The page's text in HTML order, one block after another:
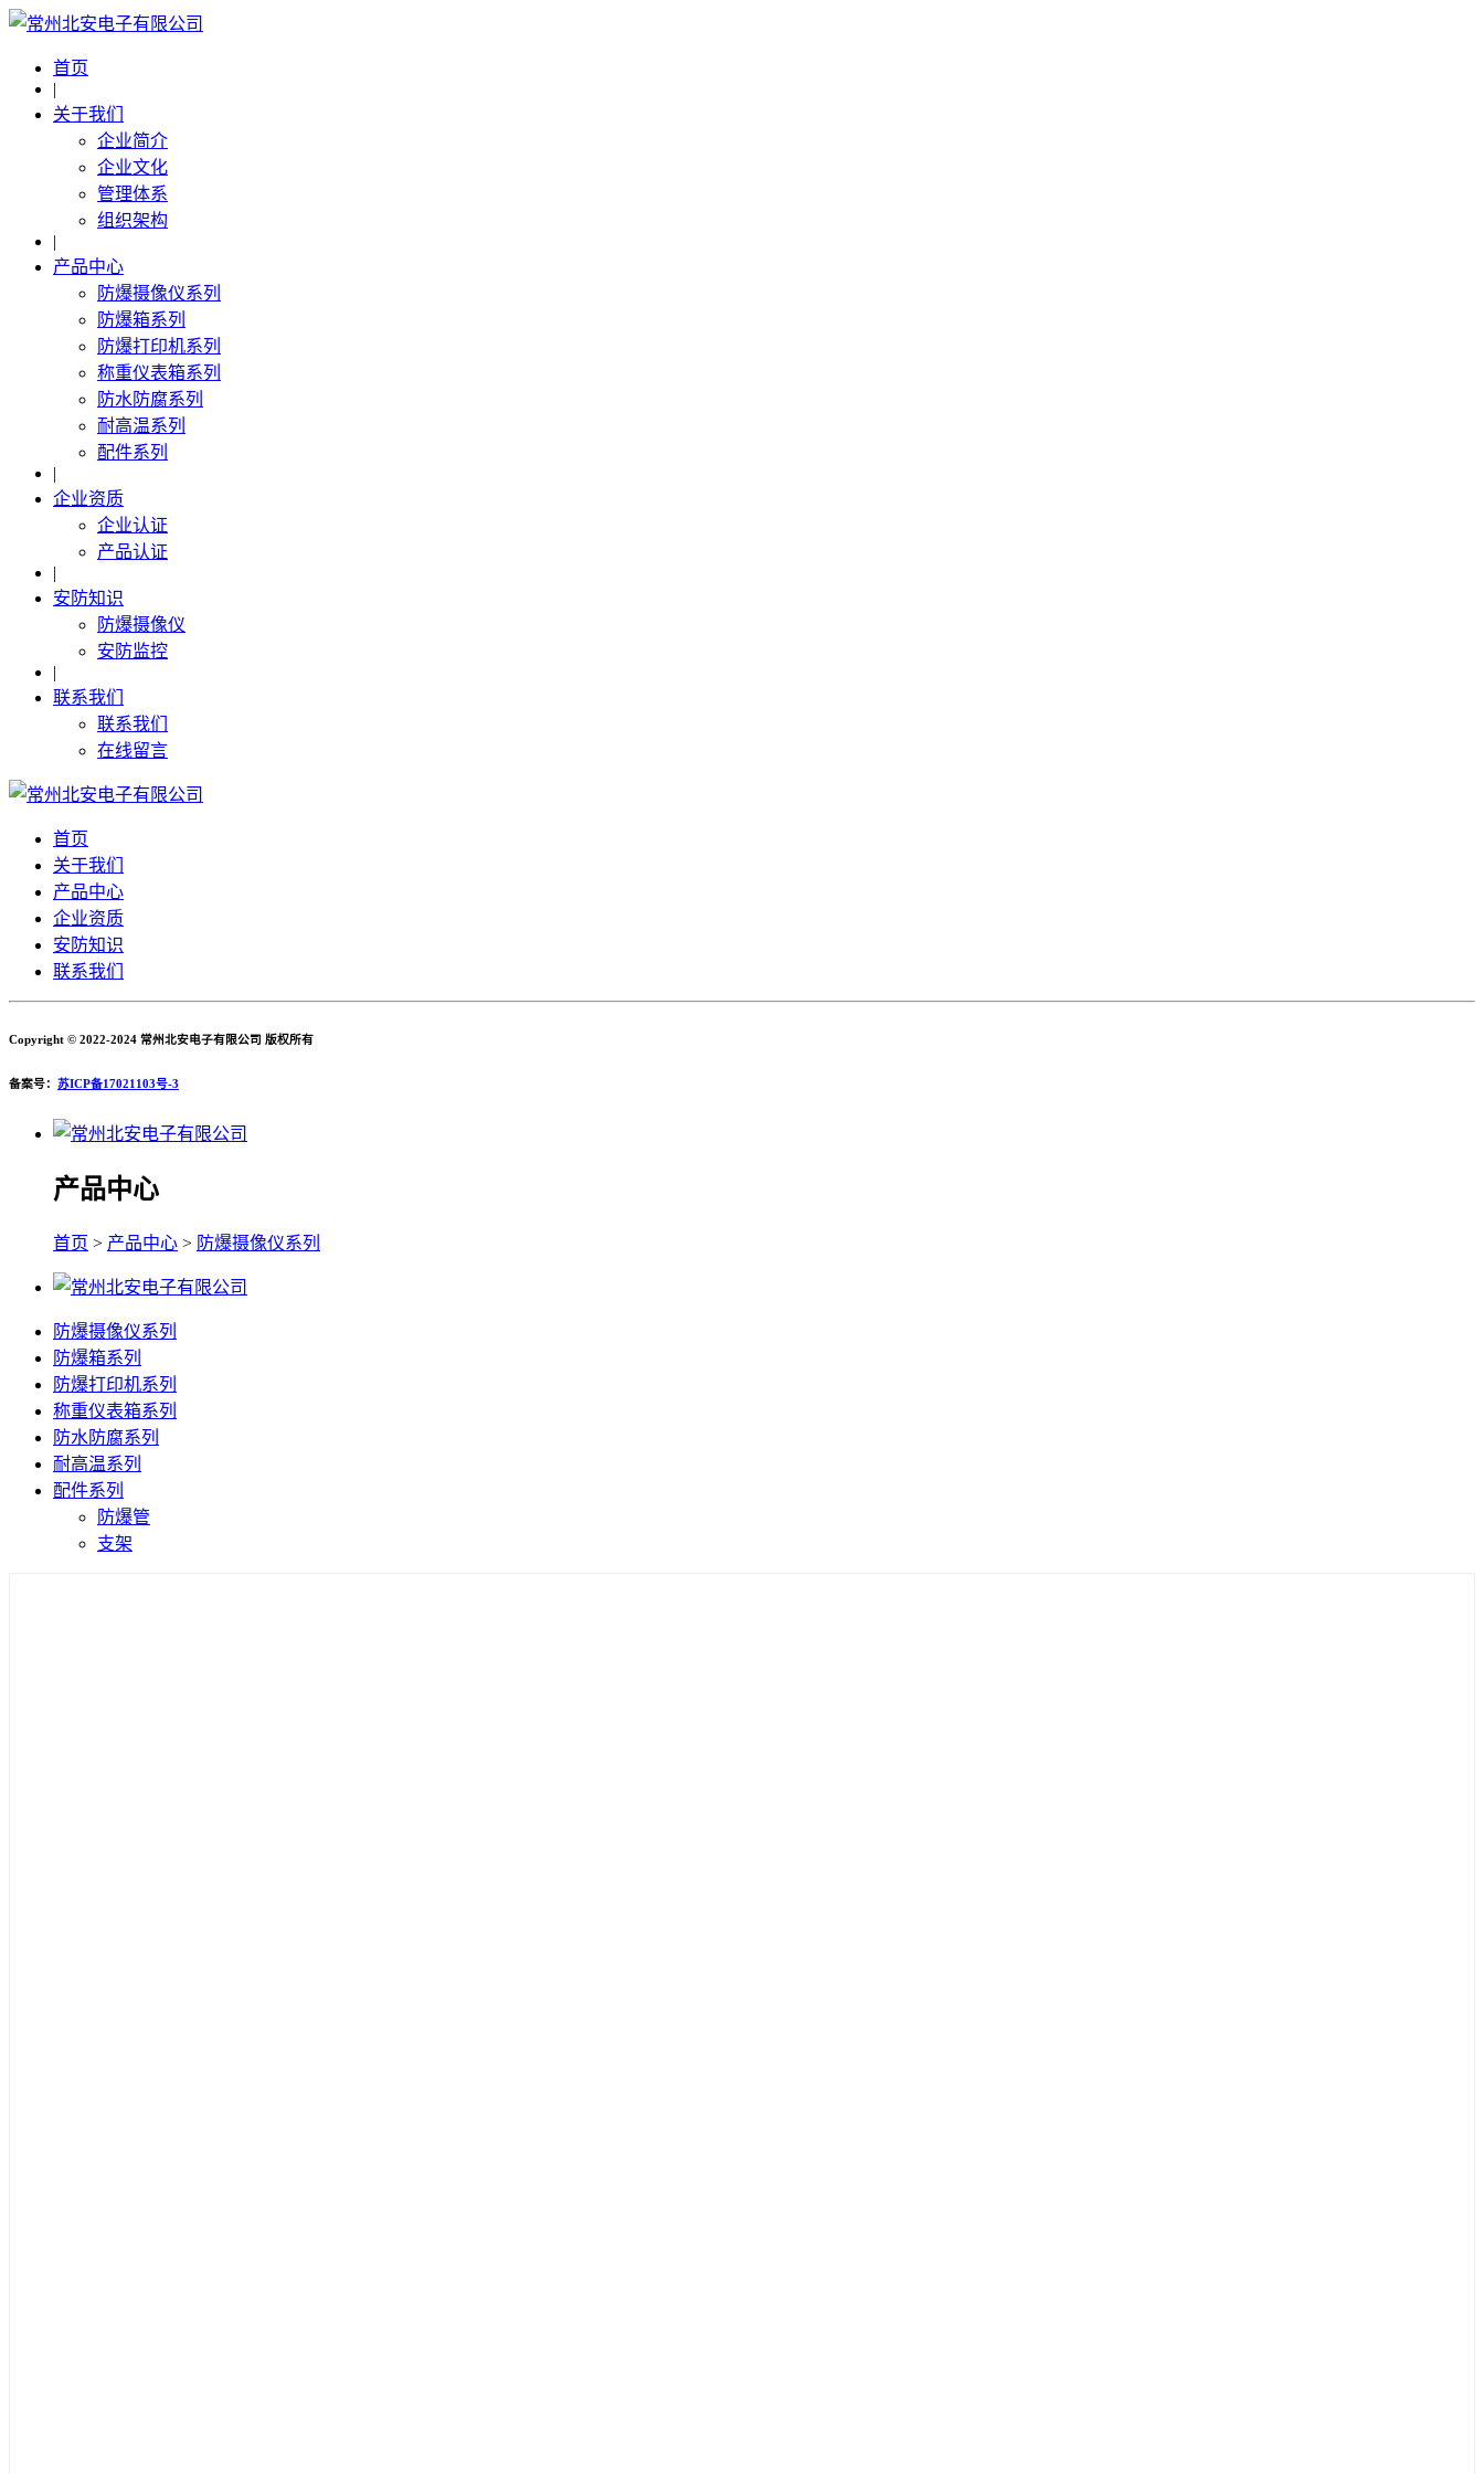
首页
|
关于我们
企业简介
企业文化
管理体系
组织架构
|
产品中心
防爆摄像仪系列
防爆箱系列
防爆打印机系列
称重仪表箱系列
防水防腐系列
耐高温系列
配件系列
|
企业资质
企业认证
产品认证
|
安防知识
防爆摄像仪
安防监控
|
联系我们
联系我们
在线留言
首页
关于我们
产品中心
企业资质
安防知识
联系我们
Copyright © 2022-2024 常州北安电子有限公司 版权所有
备案号： 苏ICP备17021103号-3
产品中心
首页 > 产品中心 > 防爆摄像仪系列
防爆摄像仪系列
防爆箱系列
防爆打印机系列
称重仪表箱系列
防水防腐系列
耐高温系列
配件系列
防爆管
支架